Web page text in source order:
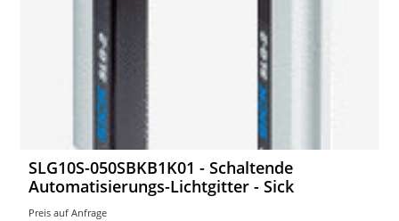
SLG10S-050SBKB1K01 - Schaltende
Automatisierungs-Lichtgitter - Sick
Preis auf Anfrage